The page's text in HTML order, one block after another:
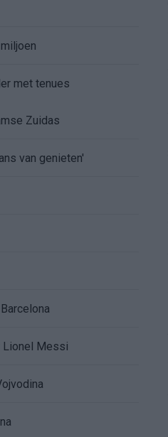
met tenues
Zuidas
van genieten'
Lionel Messi